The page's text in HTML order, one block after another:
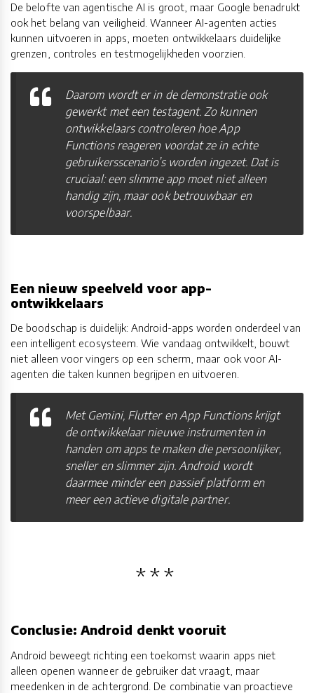
De belofte van agentische AI is groot, maar Google benadrukt
ook het belang van veiligheid. Wanneer AI-agenten acties
kunnen uitvoeren in apps, moeten ontwikkelaars duidelijke
grenzen, controles en testmogelijkheden voorzien.
Daarom wordt er in de demonstratie ook
gewerkt met een testagent. Zo kunnen
ontwikkelaars controleren hoe App
Functions reageren voordat ze in echte
gebruikersscenario’s worden ingezet. Dat is
cruciaal: een slimme app moet niet alleen
handig zijn, maar ook betrouwbaar en
voorspelbaar.
Een nieuw speelveld voor app-
ontwikkelaars
De boodschap is duidelijk: Android-apps worden onderdeel van
een intelligent ecosysteem. Wie vandaag ontwikkelt, bouwt
niet alleen voor vingers op een scherm, maar ook voor AI-
agenten die taken kunnen begrijpen en uitvoeren.
Met Gemini, Flutter en App Functions krijgt
de ontwikkelaar nieuwe instrumenten in
handen om apps te maken die persoonlijker,
sneller en slimmer zijn. Android wordt
daarmee minder een passief platform en
meer een actieve digitale partner.
Conclusie: Android denkt vooruit
Android beweegt richting een toekomst waarin apps niet
alleen openen wanneer de gebruiker dat vraagt, maar
meedenken in de achtergrond. De combinatie van proactieve